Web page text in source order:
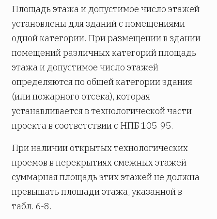
Площадь этажа и допустимое число этажей
установлены для зданий с помещениями
одной категории. При размещении в здании
помещений различных категорий площадь
этажа и допустимое число этажей
определяются по общей категории здания
(или пожарного отсека), которая
устанавливается в технологической части
проекта в соответствии с НПБ 105-95.
При наличии открытых технологических
проемов в перекрытиях смежных этажей
суммарная площадь этих этажей не должна
превышать площади этажа, указанной в
табл. 6-8.